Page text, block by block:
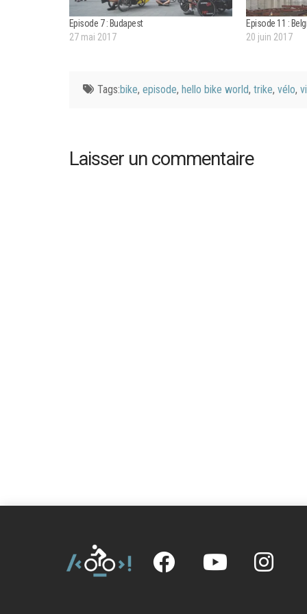
Episode 7 : Budapest
27 mai 2017
Episode 11 :
20 juin 2017
Tags:bike, episode, hello bike world, trike, vélo,
Laisser un commentaire